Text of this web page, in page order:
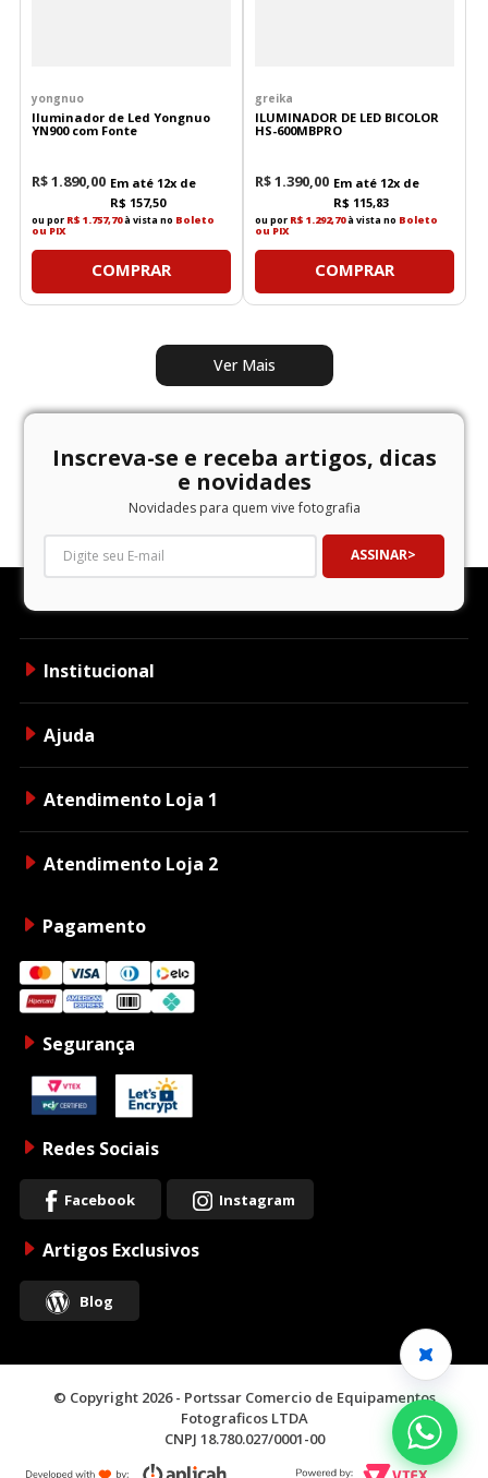
yongnuo
Iluminador de Led Yongnuo
YN900 com Fonte
R$1.890 00 Em até 12x de
R$ 157,50
ou por R$ 1.757,70à vista no Boleto
ou PIX
COMPRAR
greika
ILUMINADOR DE LED BICOLOR
HS-600MBPRO
R$1.390 00 Em até 12x de
R$ 115,83
ou por R$ 1.292,70à vista no Boleto
ou PIX
COMPRAR
Inscreva-se e receba artigos, dicas
e novidades
Novidades para quem vive fotografia
ASSINAR
Institucional
Ajuda
Atendimento Loja 1
Atendimento Loja 2
Pagamento
Segurança
Redes Sociais
Facebook Instagram
Artigos Exclusivos
Blog
© Copyright 2026 - Portssar Comercio de Equipamentos
Fotograficos LTDA
CNPJ 18.780.027/0001-00